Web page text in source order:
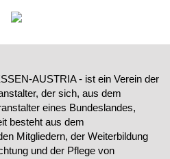
AUSTRIA - ist ein Verein der
der sich, aus dem
eines Bundeslandes,
besteht aus dem
Mitgliedern, der Weiterbildung
und der Pflege von